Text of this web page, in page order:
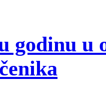
godinu u